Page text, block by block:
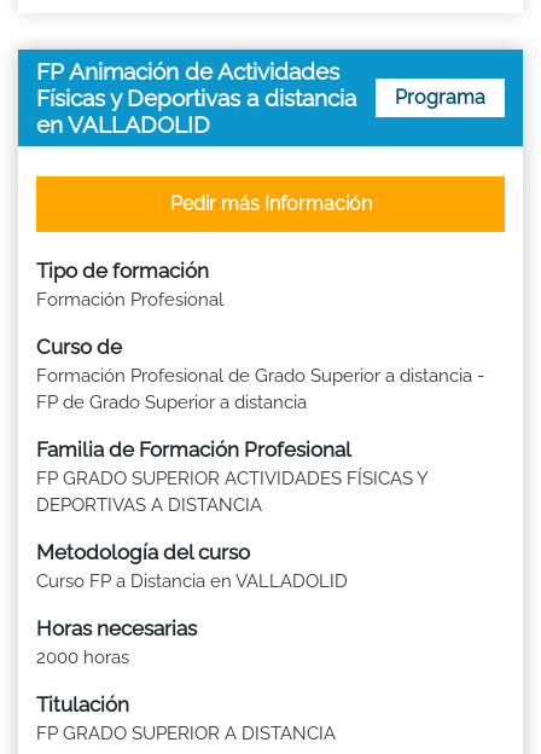
FP Animación de Actividades
Físicas y Deportivas a distancia
en VALLADOLID
Programa
Tipo de formación
Formación Profesional
Curso de
Formación Profesional de Grado Superior a distancia -
FP de Grado Superior a distancia
Familia de Formación Profesional
FP GRADO SUPERIOR ACTIVIDADES FÍSICAS Y
DEPORTIVAS A DISTANCIA
Metodología del curso
Curso FP a Distancia en VALLADOLID
Horas necesarias
2000 horas
Titulación
FP GRADO SUPERIOR A DISTANCIA
Pedir más Información